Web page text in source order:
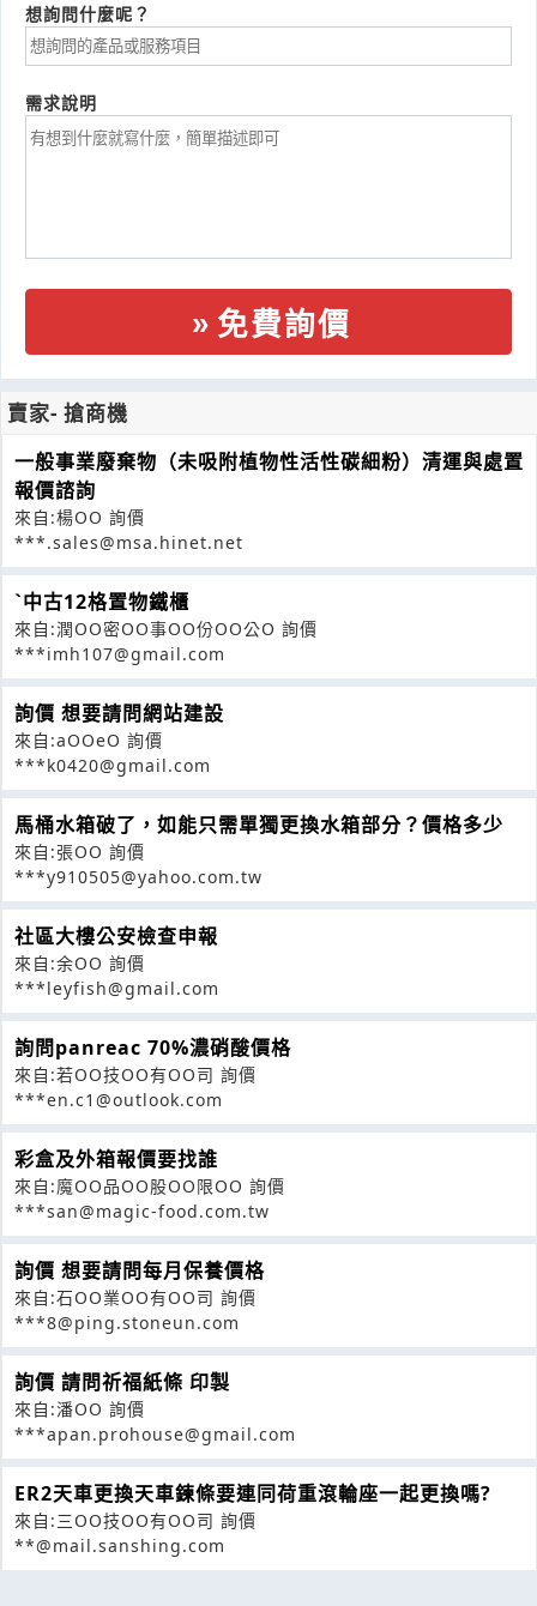
想詢問什麼呢？
需求說明
免費詢價
賣家- 搶商機
一般事業廢棄物（未吸附植物性活性碳細粉）清運與處置
報價諮詢
來自:楊OO 詢價
***.sales@msa.hinet.net
ˋ中古12格置物鐵櫃
來自:潤OO密OO事OO份OO公O 詢價
***imh107@gmail.com
詢價 想要請問網站建設
來自:aOOeO 詢價
***k0420@gmail.com
馬桶水箱破了，如能只需單獨更換水箱部分？價格多少
來自:張OO 詢價
***y910505@yahoo.com.tw
社區大樓公安檢查申報
來自:余OO 詢價
***leyfish@gmail.com
詢問panreac 70%濃硝酸價格
來自:若OO技OO有OO司 詢價
***en.c1@outlook.com
彩盒及外箱報價要找誰
來自:魔OO品OO股OO限OO 詢價
***san@magic-food.com.tw
詢價 想要請問每月保養價格
來自:石OO業OO有OO司 詢價
***8@ping.stoneun.com
詢價 請問祈福紙條 印製
來自:潘OO 詢價
***apan.prohouse@gmail.com
ER2天車更換天車鍊條要連同荷重滾輪座一起更換嗎?
來自:三OO技OO有OO司 詢價
**@mail.sanshing.com